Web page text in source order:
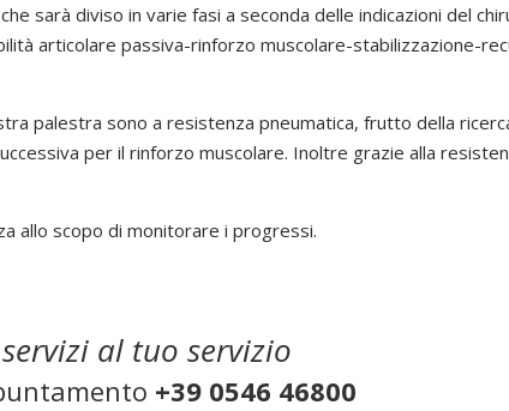
sarà diviso in varie fasi a seconda delle indicazioni del
articolare passiva-rinforzo muscolare-stabilizzazione-
palestra sono a resistenza pneumatica, frutto della
per il rinforzo muscolare. Inoltre grazie alla
allo scopo di monitorare i progressi.
al tuo servizio
+39 0546 46800